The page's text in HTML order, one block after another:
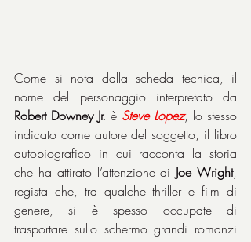
Come si nota dalla scheda tecnica, il
Robert Downey Jr. è Steve Lopez, lo stesso
indicato come autore del soggetto, il libro
autobiografico in cui racconta la storia
che ha attirato l’attenzione di Joe Wright,
regista che, tra qualche thriller e film di
genere, si è spesso occupate di
trasportare sullo schermo grandi romanzi